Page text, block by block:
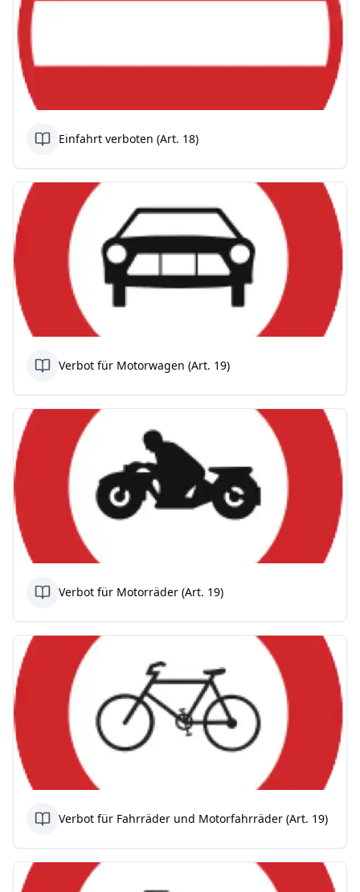
Einfahrt verboten (Art. 18)
Verbot für Motorwagen (Art. 19)
Verbot für Motorräder (Art. 19)
Verbot für Fahrräder und Motorfahrräder (Art. 19)